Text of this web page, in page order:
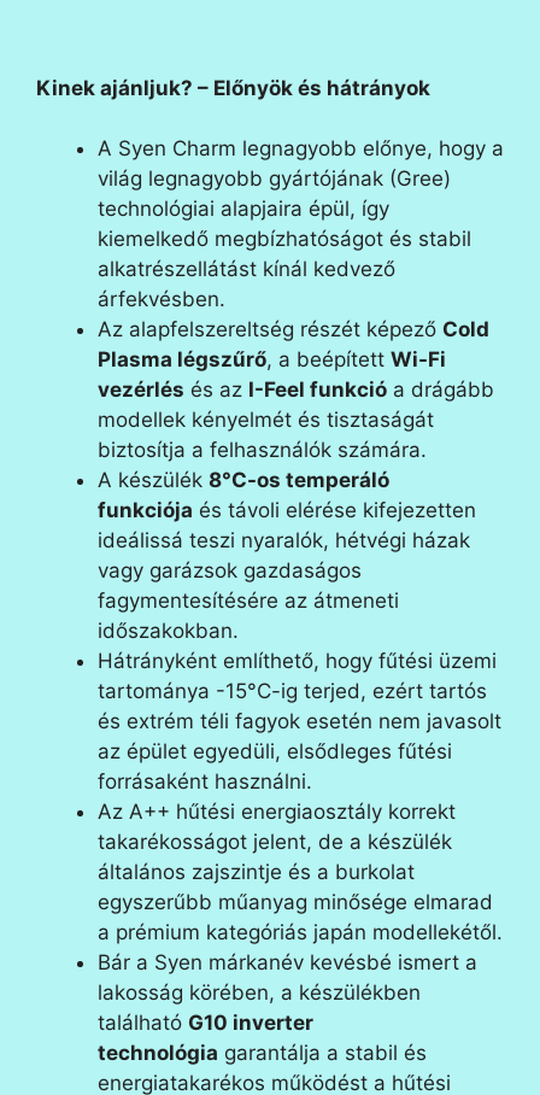
Kinek ajánljuk? – Előnyök és hátrányok
A Syen Charm legnagyobb előnye, hogy a
világ legnagyobb gyártójának (Gree)
technológiai alapjaira épül, így
kiemelkedő megbízhatóságot és stabil
alkatrészellátást kínál kedvező
árfekvésben.
Az alapfelszereltség részét képező Cold
Plasma légszűrő, a beépített Wi-Fi
vezérlés és az I-Feel funkció a drágább
modellek kényelmét és tisztaságát
biztosítja a felhasználók számára.
A készülék 8°C-os temperáló
funkciója és távoli elérése kifejezetten
ideálissá teszi nyaralók, hétvégi házak
vagy garázsok gazdaságos
fagymentesítésére az átmeneti
időszakokban.
Hátrányként említhető, hogy fűtési üzemi
tartománya -15°C-ig terjed, ezért tartós
és extrém téli fagyok esetén nem javasolt
az épület egyedüli, elsődleges fűtési
forrásaként használni.
Az A++ hűtési energiaosztály korrekt
takarékosságot jelent, de a készülék
általános zajszintje és a burkolat
egyszerűbb műanyag minősége elmarad
a prémium kategóriás japán modellekétől.
Bár a Syen márkanév kevésbé ismert a
lakosság körében, a készülékben
található G10 inverter
technológia garantálja a stabil és
energiatakarékos működést a hűtési